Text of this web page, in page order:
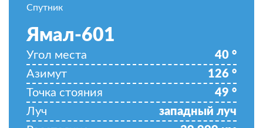
Спутник
Ямал-601
Угол места 40 °
Азимут
126 °
Точка стояния
49 °
Луч
западный луч